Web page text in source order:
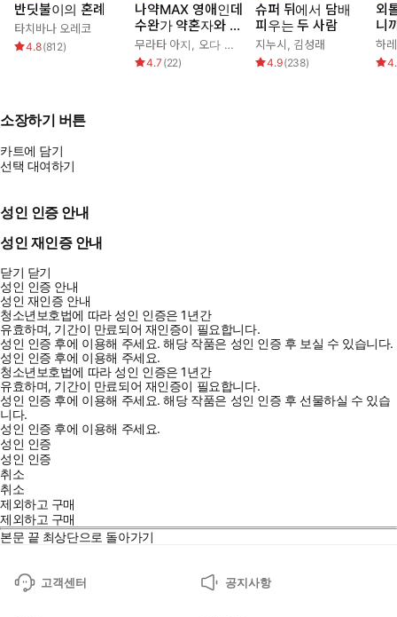
반딧불이의 혼례
타치바나 오레코
4.8(812)
나약MAX 영애인데
수완가 약혼자와 내
기를 하고 말았다
무라타 아지, 오다 히로
4.7 (22)
슈퍼 뒤에서 담배
피우는 두 사람
지누시, 김성래
4.9(238)
외
니
치
하
소장하기 버튼
카트에 담기
선택 대여하기
성인 인증 안내
성인 재인증 안내
닫기 닫기
성인 인증 안내
성인 재인증 안내
청소년보호법에 따라 성인 인증은 1년간
유효하며, 기간이 만료되어 재인증이 필요합니다.
성인 인증 후에 이용해 주세요.해당 작품은 성인 인증 후 보실 수 있습니다.
성인 인증 후에 이용해 주세요.
청소년보호법에 따라 성인 인증은 1년간
유효하며, 기간이 만료되어 재인증이 필요합니다.
성인 인증 후에 이용해 주세요.해당 작품은 성인 인증 후 선물하실 수 있습
니다.
성인 인증 후에 이용해 주세요.
성인 인증
성인 인증
취소
취소
제외하고 구매
제외하고 구매
본문 끝 최상단으로 돌아가기
고객센터 공지사항